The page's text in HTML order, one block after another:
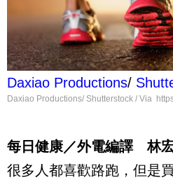
Daxiao Productions/
Daxiao Productions/ Shutterstock / Via
每日健康／外電編譯 林
很多人都喜歡路跑，但是